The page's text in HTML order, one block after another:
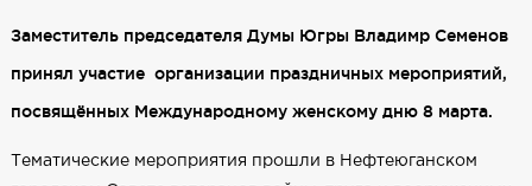
Заместитель председателя Думы Югры Владимр Семенов
принял участие организации праздничных мероприятий,
посвящённых Международному женскому дню 8 марта.
Тематические мероприятия прошли в Нефтеюганском